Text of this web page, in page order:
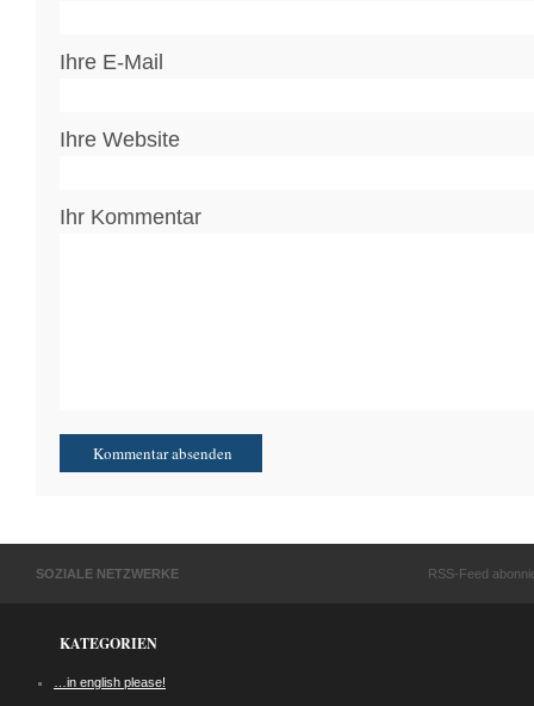
Ihre E-Mail
Ihre Website
Ihr Kommentar
SOZIALE NETZWERKE RSS-Feed
KATEGORIEN
…in english please!